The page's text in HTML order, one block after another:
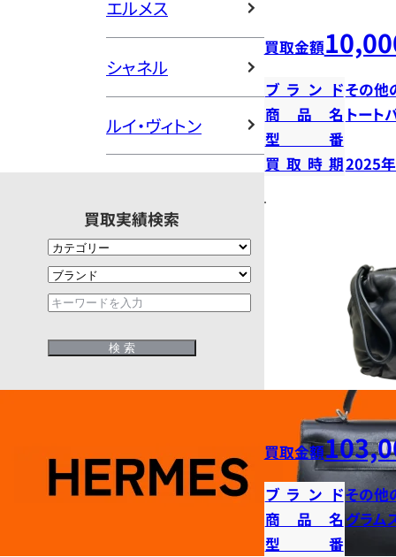
エルメス
シャネル
ルイ・ヴィトン
買取実績検索
買取金額
ブランドその他
商品名 トート
型番
買取時期2025
買取金額
ブランドその他
商品名グラム
型番